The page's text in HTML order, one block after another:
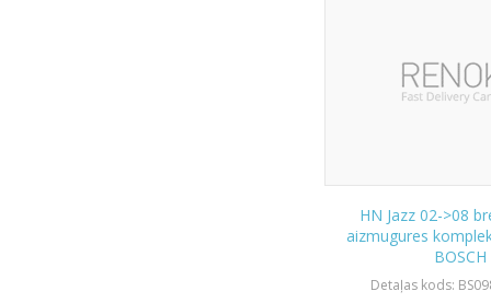
HN Jazz 02->08
aizmugures
BOSCH
Detaļas kods: